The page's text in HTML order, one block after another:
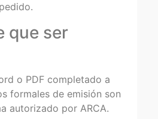
que ser
o PDF completado a
formales de emisión son
autorizado por ARCA.